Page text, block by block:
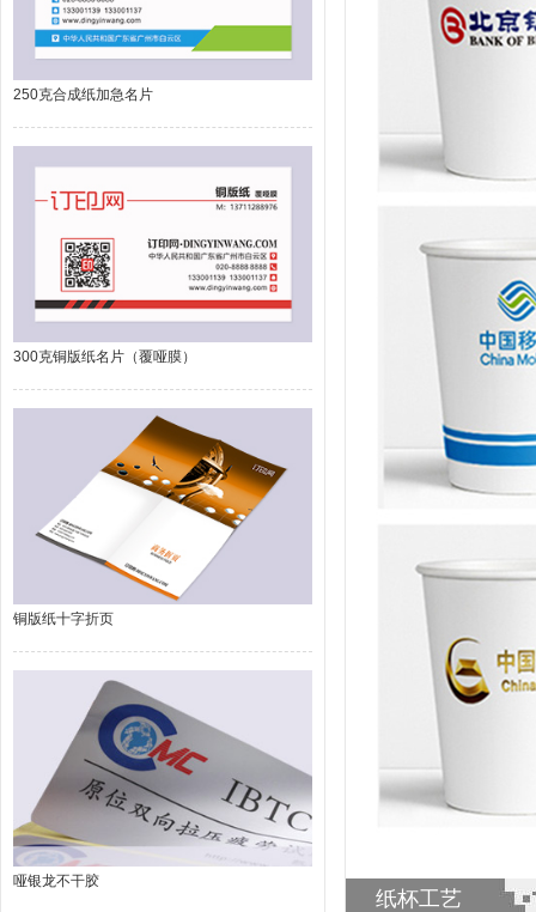
250克合成纸加急名片
300克铜版纸名片（覆哑膜）
铜版纸十字折页
哑银龙不干胶
纸杯工艺